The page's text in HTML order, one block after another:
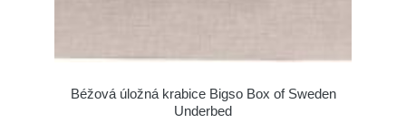
Béžová úložná krabice Bigso Box of Sweden
Underbed